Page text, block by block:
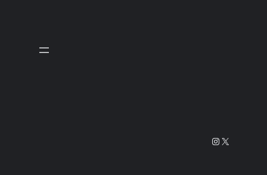
Instagram X